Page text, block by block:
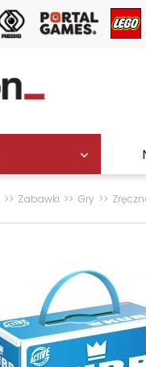
Zabawki Gry